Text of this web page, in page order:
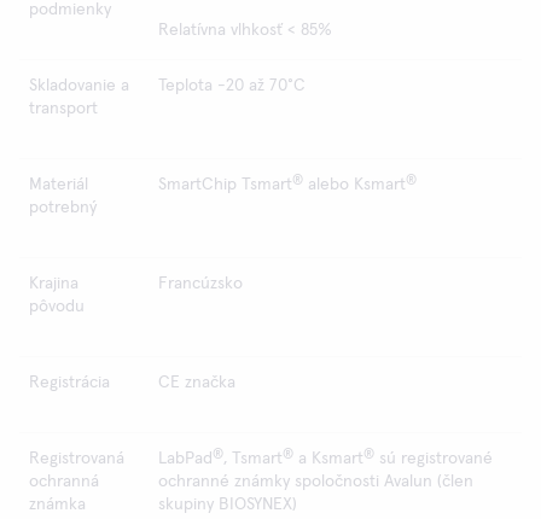
podmienky
Relatívna vlhkosť < 85%
Skladovanie a
transport
Teplota -20 až 70°C
Materiál
potrebný
SmartChip Tsmart ® alebo Ksmart ®
Krajina
pôvodu
Francúzsko
Registrácia CE značka
Registrovaná
ochranná
známka
LabPad ®, Tsmart ® a Ksmart ® sú registrované
ochranné známky spoločnosti Avalun (člen
skupiny BIOSYNEX)